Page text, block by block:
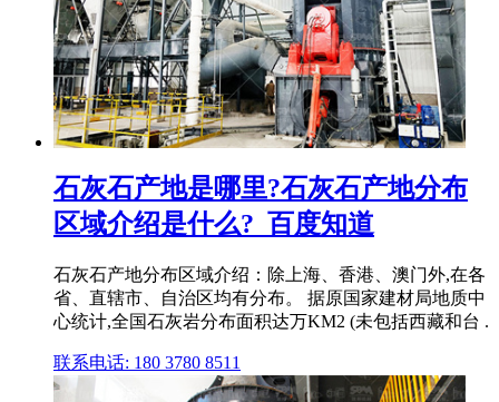
石灰石产地是哪里?石灰石产地分布
区域介绍是什么?_百度知道
石灰石产地分布区域介绍：除上海、香港、澳门外,在各
省、直辖市、自治区均有分布。 据原国家建材局地质中
心统计,全国石灰岩分布面积达万KM2 (未包括西藏和台 .
联系电话: 180 3780 8511